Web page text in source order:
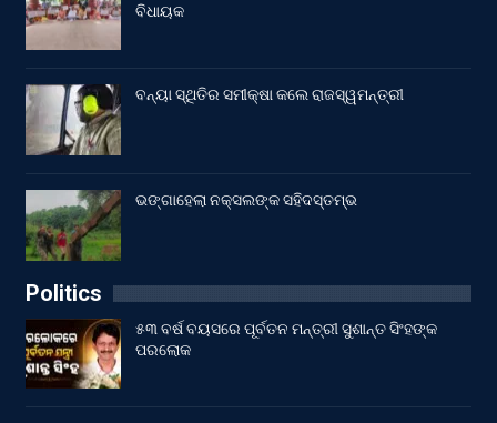
ବିଧାୟକ
ବନ୍ୟା ସ୍ଥିତିର ସମୀକ୍ଷା କଲେ ରାଜସ୍ୱମନ୍ତ୍ରୀ
ଭଙ୍ଗାହେଲା ନକ୍ସଲଙ୍କ ସହିଦସ୍ତମ୍ଭ
Politics
୫୩ ବର୍ଷ ବୟସରେ ପୂର୍ବତନ ମନ୍ତ୍ରୀ ସୁଶାନ୍ତ ସିଂହଙ୍କ
ପରଲୋକ